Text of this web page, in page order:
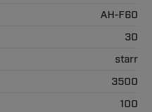
AH-F60
30
starr
3500
100